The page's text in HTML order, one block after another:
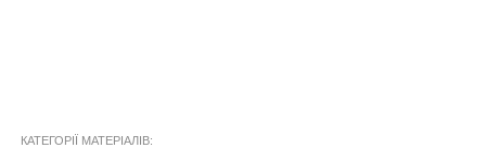
КАТЕГОРІЇ МАТЕРІАЛІВ: